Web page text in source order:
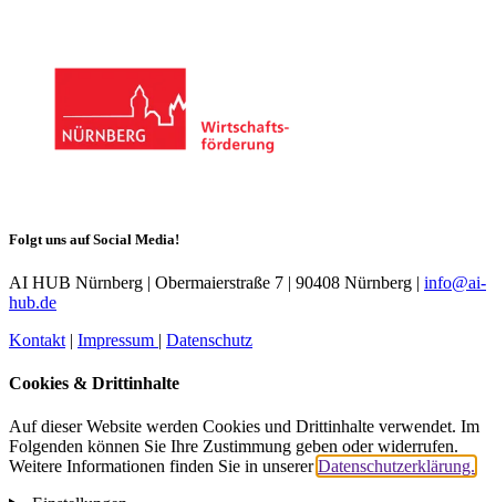
Folgt uns auf Social Media!
AI HUB Nürnberg | Obermaierstraße 7 | 90408 Nürnberg | info@ai-
hub.de
Kontakt | Impressum | Datenschutz
Cookies & Drittinhalte
Auf dieser Website werden Cookies und Drittinhalte verwendet. Im
Folgenden können Sie Ihre Zustimmung geben oder widerrufen.
Weitere Informationen finden Sie in unsererDatenschutzerklärung.